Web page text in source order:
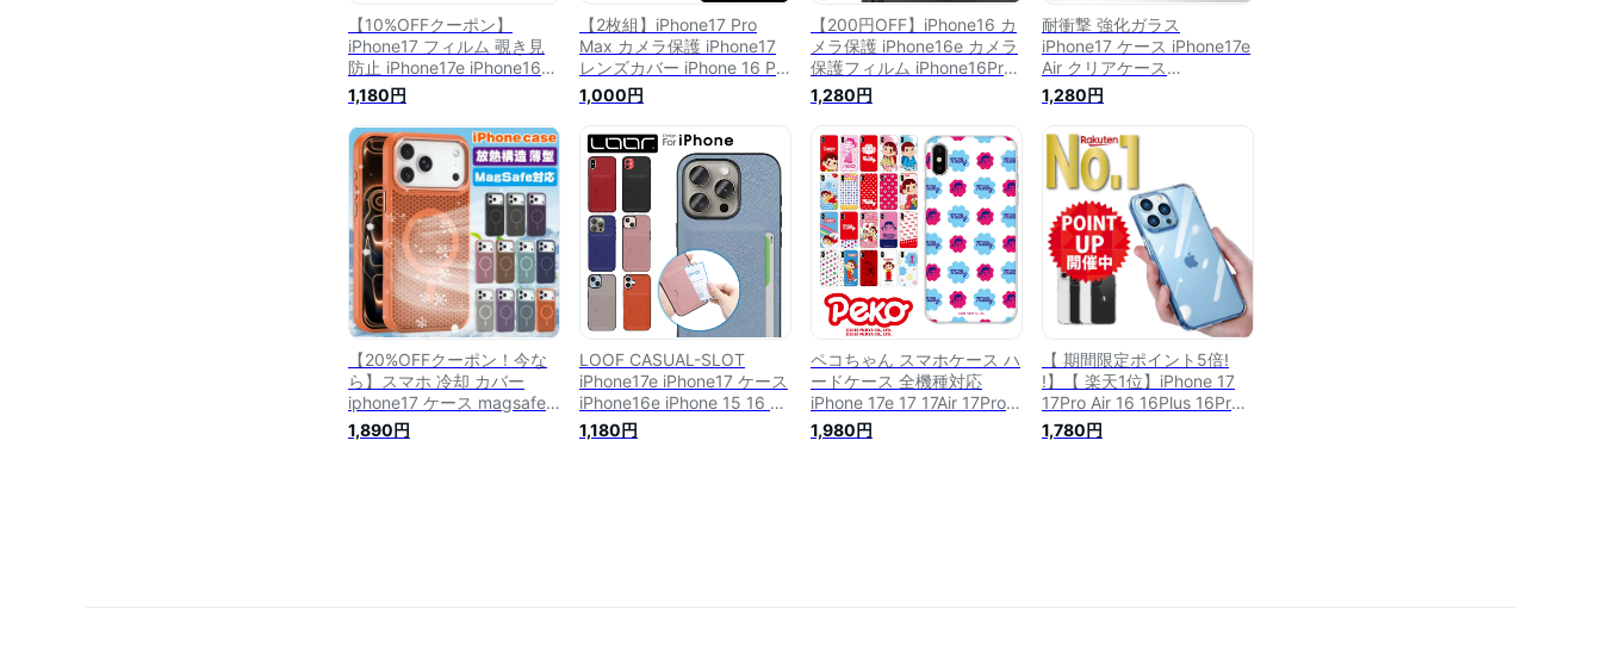
【10%OFFクーポン】
iPhone17 フィルム 覗き見
防止 iPhone17e iPhone16
iPhone16e iPhone17Pro
iPhone Air iPhone16Pro
iPhone17ProMax ガラスフ
ィルム iPhone15 iPhone
16ProMax 16Plus iPhone
15 14 Plus 保護フィルム
Pro ProMax 12 12Pro iPh
1,180円
【2枚組】iPhone17 Pro
Max カメラ保護 iPhone17
レンズカバー iPhone 16 Pro
Max カメラカバー
iPhone16Plus iPhone15
ProMax iPhone AIR カメラ
保護 iPhone14Pro max
iPhone13 Promax
iPhone13mini iPhone15Plus
iPhone14Plus レンズ保護
iPhone17pro カメラ保護カ
1,000円
【200円OFF】iPhone16 カ
メラ保護 iPhone16e カメラ
保護フィルム iPhone16Pro
カメラカバー レンズカバー
カメラ フィルム iPhone15
iPhone14 iPhone 16Plus
16ProMax iPhone15Pro
15Plus 15ProMax 13 mini
14Pro 14Plus 14ProMax 強
化ガラス
1,280円
耐衝撃 強化ガラス
iPhone17 ケース iPhone17e
Air クリアケース
iPhone17Pro
iPhone17ProMax
iPhone16e iPhone16 ケース
iPhone16 16Pro 16Plus
16Promax iPhone15 ケース
15Pro max 15plus ケース
iPhone14 14Pro iPhone13
mini 12 SE ケース
1,280円
【20%OFFクーポン！今な
ら】スマホ 冷却 カバー
iphone17 ケース magsafe
対応 17pro 17air 17promax
iphone16 ケース 16pro
1,890円
LOOF CASUAL-SLOT
iPhone17e iPhone17 ケース
iPhone16e iPhone 15 16 14
13 12 mini Air 17Pro
17ProMax 16Pro 16ProMax
1,180円
ペコちゃん スマホケース ハ
ードケース 全機種対応
iPhone 17e 17 17Air 17Pro
17ProMax 16e 16 16Pro
16Plus 16ProMax 15 15Pro
1,980円
【 期間限定ポイント5倍!
!】【 楽天1位】iPhone 17
17Pro Air 16 16Plus 16Pro
16ProMax 16e 15 15Plus
15Pro 14 14Plus 14Pro
1,780円